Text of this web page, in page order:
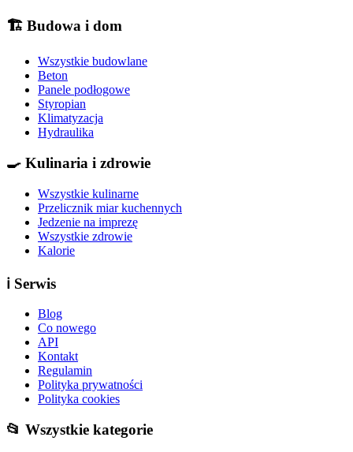
🏗️ Budowa i dom
Wszystkie budowlane
Beton
Panele podłogowe
Styropian
Klimatyzacja
Hydraulika
🍳 Kulinaria i zdrowie
Wszystkie kulinarne
Przelicznik miar kuchennych
Jedzenie na imprezę
Wszystkie zdrowie
Kalorie
ℹ️ Serwis
Blog
Co nowego
API
Kontakt
Regulamin
Polityka prywatności
Polityka cookies
📂 Wszystkie kategorie